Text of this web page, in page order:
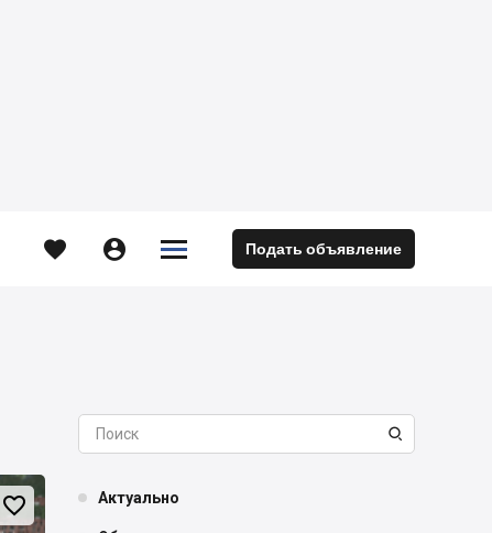
  

 Подать объявление


Актуально